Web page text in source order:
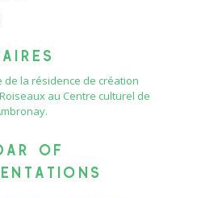
de la résidence de création
au Centre culturel de
OF